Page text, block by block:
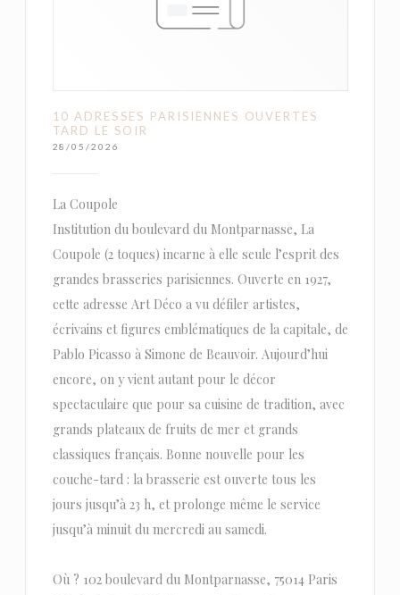
10 ADRESSES PARISIENNES OUVERTES
TARD LE SOIR
28/05/2026
La Coupole
Institution du boulevard du Montparnasse, La
Coupole (2 toques) incarne à elle seule l’esprit des
grandes brasseries parisiennes. Ouverte en 1927,
cette adresse Art Déco a vu défiler artistes,
écrivains et figures emblématiques de la capitale, de
Pablo Picasso à Simone de Beauvoir. Aujourd’hui
encore, on y vient autant pour le décor
spectaculaire que pour sa cuisine de tradition, avec
grands plateaux de fruits de mer et grands
classiques français. Bonne nouvelle pour les
couche-tard : la brasserie est ouverte tous les
jours jusqu’à 23 h, et prolonge même le service
jusqu’à minuit du mercredi au samedi.
Où ? 102 boulevard du Montparnasse, 75014 Paris